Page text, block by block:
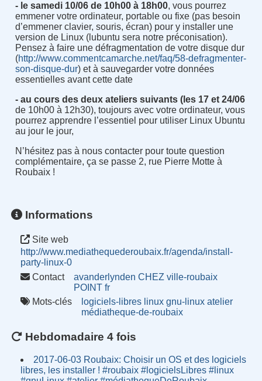
- le samedi 10/06 de 10h00 à 18h00, vous pourrez
emmener votre ordinateur, portable ou fixe (pas besoin
d’emmener clavier, souris, écran) pour y installer une
version de Linux (lubuntu sera notre préconisation).
Pensez à faire une défragmentation de votre disque dur
(http://www.commentcamarche.net/faq/58-defragmenter-
son-disque-dur) et à sauvegarder votre données
essentielles avant cette date
- au cours des deux ateliers suivants (les 17 et 24/06
de 10h00 à 12h30), toujours avec votre ordinateur, vous
pourrez apprendre l’essentiel pour utiliser Linux Ubuntu
au jour le jour,
N’hésitez pas à nous contacter pour toute question
complémentaire, ça se passe 2, rue Pierre Motte à
Roubaix !
Informations
Site web
http://www.mediathequederoubaix.fr/agenda/install-
party-linux-0
Contact
avanderlynden CHEZ ville-roubaix
POINT fr
Mots-clés
logiciels-libres linux gnu-linux atelier
médiatheque-de-roubaix
Hebdomadaire 4 fois
2017-06-03 Roubaix: Choisir un OS et des logiciels
libres, les installer ! #roubaix #logicielsLibres #linux